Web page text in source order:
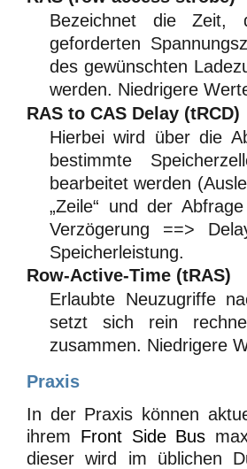
Bezeichnet die Zeit,
geforderten
des gewünschten
werden. Niedrigere
RAS to CAS Delay (tRCD)
Hierbei wird über die
bestimmte
bearbeitet werden
„Zeile“ und der
Verzögerung ==>
Speicherleistung.
Row-Active-Time (tRAS)
Erlaubte Neuzugriffe
setzt sich rein
zusammen. Niedrigere
Praxis
In der Praxis können
ihrem Front Side Bus
dieser wird im üblichen